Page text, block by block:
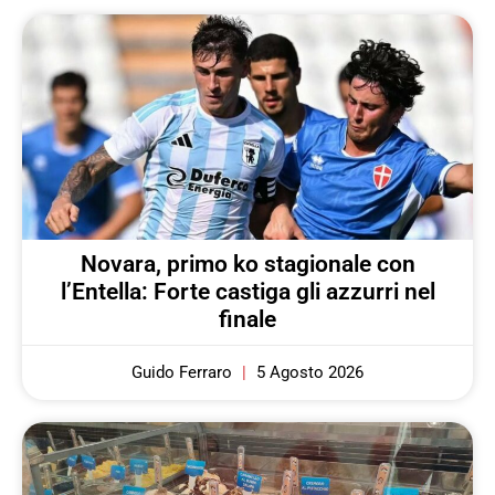
Novara, primo ko stagionale con
l’Entella: Forte castiga gli azzurri nel
finale
Guido Ferraro 5 Agosto 2026